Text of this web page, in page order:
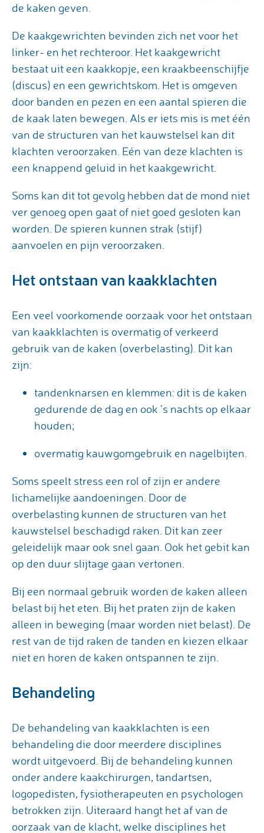
de kaken geven.
De kaakgewrichten bevinden zich net voor het
linker- en het rechteroor. Het kaakgewricht
bestaat uit een kaakkopje, een kraakbeenschijfje
(discus) en een gewrichtskom. Het is omgeven
door banden en pezen en een aantal spieren die
de kaak laten bewegen. Als er iets mis is met één
van de structuren van het kauwstelsel kan dit
klachten veroorzaken. Eén van deze klachten is
een knappend geluid in het kaakgewricht.
Soms kan dit tot gevolg hebben dat de mond niet
ver genoeg open gaat of niet goed gesloten kan
worden. De spieren kunnen strak (stijf)
aanvoelen en pijn veroorzaken.
Het ontstaan van kaakklachten
Een veel voorkomende oorzaak voor het ontstaan
van kaakklachten is overmatig of verkeerd
gebruik van de kaken (overbelasting). Dit kan
zijn:
tandenknarsen en klemmen: dit is de kaken
gedurende de dag en ook ’s nachts op elkaar
houden;
overmatig kauwgomgebruik en nagelbijten.
Soms speelt stress een rol of zijn er andere
lichamelijke aandoeningen. Door de
overbelasting kunnen de structuren van het
kauwstelsel beschadigd raken. Dit kan zeer
geleidelijk maar ook snel gaan. Ook het gebit kan
op den duur slijtage gaan vertonen.
Bij een normaal gebruik worden de kaken alleen
belast bij het eten. Bij het praten zijn de kaken
alleen in beweging (maar worden niet belast). De
rest van de tijd raken de tanden en kiezen elkaar
niet en horen de kaken ontspannen te zijn.
Behandeling
De behandeling van kaakklachten is een
behandeling die door meerdere disciplines
wordt uitgevoerd. Bij de behandeling kunnen
onder andere kaakchirurgen, tandartsen,
logopedisten, fysiotherapeuten en psychologen
betrokken zijn. Uiteraard hangt het af van de
oorzaak van de klacht, welke disciplines het